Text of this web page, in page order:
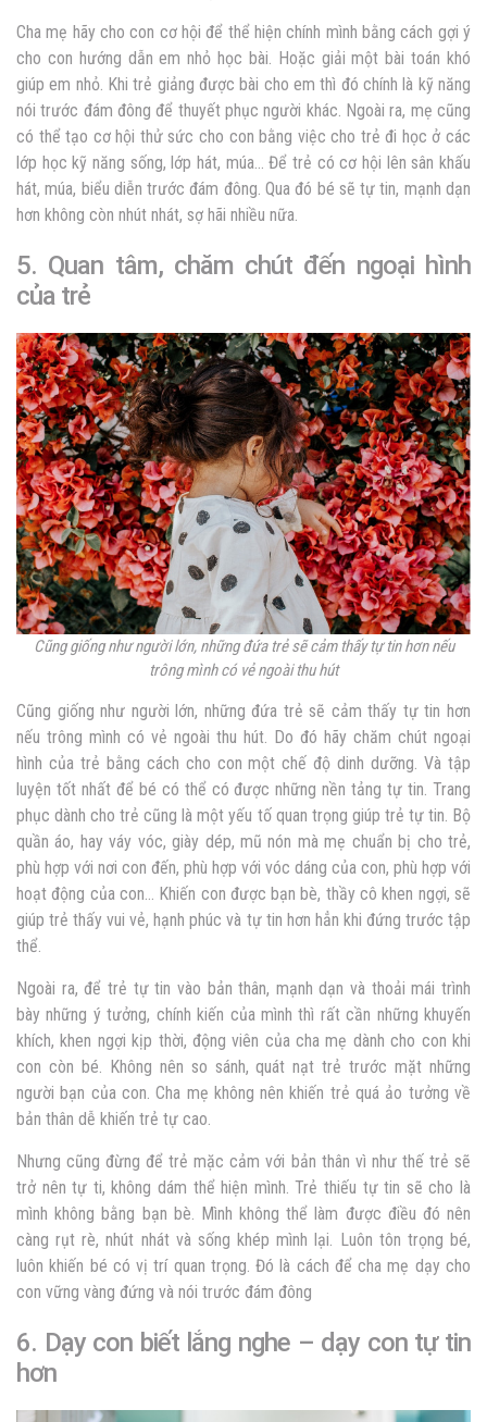
Cha mẹ hãy cho con cơ hội để thể hiện chính mình bằng cách gợi ý
cho con hướng dẫn em nhỏ học bài. Hoặc giải một bài toán khó
giúp em nhỏ. Khi trẻ giảng được bài cho em thì đó chính là kỹ năng
nói trước đám đông để thuyết phục người khác. Ngoài ra, mẹ cũng
có thể tạo cơ hội thử sức cho con bằng việc cho trẻ đi học ở các
lớp học kỹ năng sống, lớp hát, múa… Để trẻ có cơ hội lên sân khấu
hát, múa, biểu diễn trước đám đông. Qua đó bé sẽ tự tin, mạnh dạn
hơn không còn nhút nhát, sợ hãi nhiều nữa.
5. Quan tâm, chăm chút đến ngoại hình
của trẻ
Cũng giống như người lớn, những đứa trẻ sẽ cảm thấy tự tin hơn nếu
trông mình có vẻ ngoài thu hút
Cũng giống như người lớn, những đứa trẻ sẽ cảm thấy tự tin hơn
nếu trông mình có vẻ ngoài thu hút. Do đó hãy chăm chút ngoại
hình của trẻ bằng cách cho con một chế độ dinh dưỡng. Và tập
luyện tốt nhất để bé có thể có được những nền tảng tự tin. Trang
phục dành cho trẻ cũng là một yếu tố quan trọng giúp trẻ tự tin. Bộ
quần áo, hay váy vóc, giày dép, mũ nón mà mẹ chuẩn bị cho trẻ,
phù hợp với nơi con đến, phù hợp với vóc dáng của con, phù hợp với
hoạt động của con… Khiến con được bạn bè, thầy cô khen ngợi, sẽ
giúp trẻ thấy vui vẻ, hạnh phúc và tự tin hơn hẳn khi đứng trước tập
thể.
Ngoài ra, để trẻ tự tin vào bản thân, mạnh dạn và thoải mái trình
bày những ý tưởng, chính kiến của mình thì rất cần những khuyến
khích, khen ngợi kịp thời, động viên của cha mẹ dành cho con khi
con còn bé. Không nên so sánh, quát nạt trẻ trước mặt những
người bạn của con. Cha mẹ không nên khiến trẻ quá ảo tưởng về
bản thân dễ khiến trẻ tự cao.
Nhưng cũng đừng để trẻ mặc cảm với bản thân vì như thế trẻ sẽ
trở nên tự ti, không dám thể hiện mình. Trẻ thiếu tự tin sẽ cho là
mình không bằng bạn bè. Mình không thể làm được điều đó nên
càng rụt rè, nhút nhát và sống khép mình lại. Luôn tôn trọng bé,
luôn khiến bé có vị trí quan trọng. Đó là cách để cha mẹ dạy cho
con vững vàng đứng và nói trước đám đông
6. Dạy con biết lắng nghe – dạy con tự tin
hơn